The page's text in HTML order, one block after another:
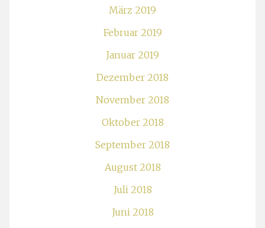
März 2019
Februar 2019
Januar 2019
Dezember 2018
November 2018
Oktober 2018
September 2018
August 2018
Juli 2018
Juni 2018